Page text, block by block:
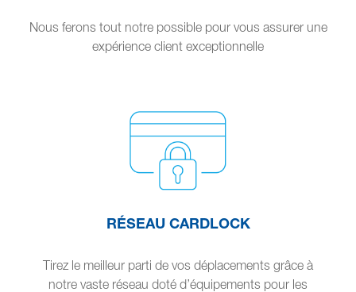
Nous ferons tout notre possible pour vous assurer une
expérience client exceptionnelle
RÉSEAU CARDLOCK
Tirez le meilleur parti de vos déplacements grâce à
notre vaste réseau doté d’équipements pour les